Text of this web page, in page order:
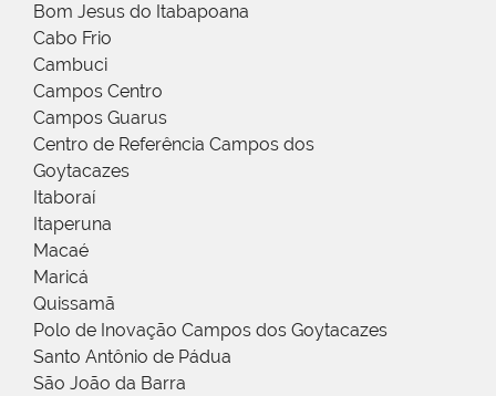
Bom Jesus do Itabapoana
Cabo Frio
Cambuci
Campos Centro
Campos Guarus
Centro de Referência Campos dos
Goytacazes
Itaboraí
Itaperuna
Macaé
Maricá
Quissamã
Polo de Inovação Campos dos Goytacazes
Santo Antônio de Pádua
São João da Barra